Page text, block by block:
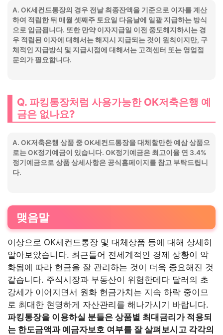
A. OK세컨드통장의 경우 전날 최종잔액을 기준으로 이자를 계산
하여 적립한 뒤 매월 셋째주 토요일 다음날에 일괄 지급하는 방식
으로 입금됩니다. 또한 만약 이자지급일 이전 중도해지하시는 경
우 적립된 이자에 대해서는 해지시 지급되는 것이 원칙이지만, 구
체적인 지급방식 및 지급시점에 대해서는 고객센터 또는 영업점
문의가 필요합니다.
Q. 파킹통장처럼 사용가능한 OK저축은행 예
금은 없나요?
A. OK저축은행 상품 중 OK세컨드통장을 대체할만한 예삼 상품으
로는 OK정기예금이 있습니다. OK정기예금은 최고이율 연 3.4%
정기예금으로 상품 상세사항은 공식홈페이지를 참고 부탁드립니
다.
맺음말
이상으로 OK세컨드통장 및 대체상품 등에 대해 상세히
알아보았습니다. 최근들어 전세계적인 경제 상황이 악
화됨에 따라 현금을 잘 관리하는 것이 더욱 중요해진 것
같습니다. 주식시장과 부동산이 위험한데다 달러의 초
강세가 이어지면서 원화 현금가치는 지속 하락 중이므
로 최대한 현명하게 자산관리를 해나가시기 바랍니다.
파킹통장을 이용하실 분들은 상품별 최대금리가 적용되
는 한도금액과 예금자보호 여부를 잘 살펴보시고 각각의